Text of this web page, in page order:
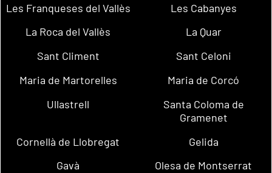
Les Franqueses del Vallès
Les Cabanyes
La Roca del Vallès
La Quar
Sant Climent
Sant Celoni
Maria de Martorelles
Maria de Corcó
Ullastrell
Santa Coloma de
Gramenet
Cornellà de Llobregat
Gelida
Gavà
Olesa de Montserrat